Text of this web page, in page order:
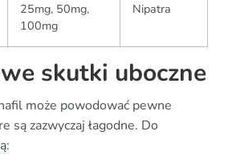
25mg, 50mg,
100mg
Nipatra
skutki uboczne
może powodować pewne
są zazwyczaj łagodne. Do